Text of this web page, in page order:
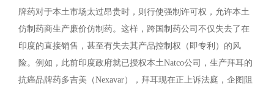
牌药对于本土市场太过昂贵时，则行使强制许可权，允许本土
仿制药商生产廉价仿制药。这样，跨国制药公司不仅失去了在
印度的直接销售，甚至有失去其产品控制权（即专利）的风
险。例如，此前印度政府就已授权本土Natco公司，生产拜耳的
抗癌品牌药多吉美（Nexavar），拜耳现在正上诉法庭，企图阻